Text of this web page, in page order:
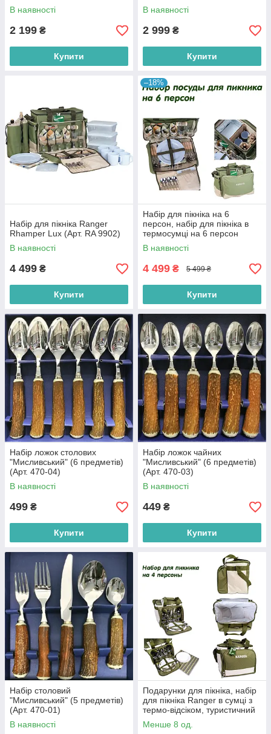
В наявності
2 199 ₴
Купити
В наявності
2 999 ₴
Купити
Набір для пікніка Ranger
Rhamper Lux (Арт. RA 9902)
В наявності
4 499 ₴
Купити
–18%
Набір для пікніка на 6
персон, набір для пікніка в
термосумці на 6 персон
Ranger, посуд для пікніка 6
персон
В наявності
4 499 ₴ 5 499 ₴
Купити
Набір ложок столових
"Мисливський" (6 предметів)
(Арт. 470-04)
В наявності
499 ₴
Купити
Набір ложок чайних
"Мисливський" (6 предметів)
(Арт. 470-03)
В наявності
449 ₴
Купити
Набір столовий
"Мисливський" (5 предметів)
(Арт. 470-01)
В наявності
Подарунки для пікніка, набір
для пікніка Ranger в сумці з
термо-відсіком, туристичний
набір посуду на 4 персони
Менше 8 од.